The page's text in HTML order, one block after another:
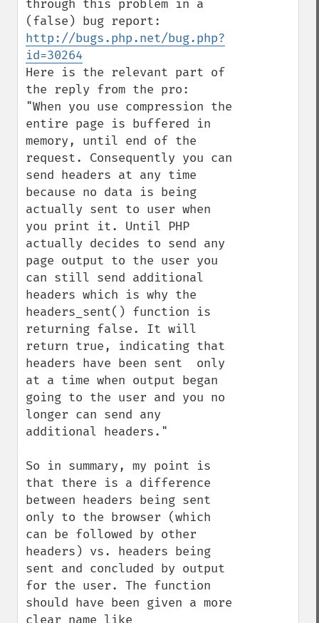
through this problem in a
http://bugs.php.net/bug.php?
id=30264
Here is the relevant part of
the reply from the pro:
"When you use compression the
entire page is buffered in
memory, until end of the
request. Consequently you can
send headers at any time
because no data is being
actually sent to user when
you print it. Until PHP
actually decides to send any
page output to the user you
can still send additional
headers which is why the
headers_sent() function is
returning false. It will
return true, indicating that
headers have been sent  only
at a time when output began
going to the user and you no
longer can send any
additional headers."
So in summary, my point is
that there is a difference
between headers being sent
only to the browser (which
can be followed by other
headers) vs. headers being
sent and concluded by output
for the user. The function
should have been given a more
clear name like